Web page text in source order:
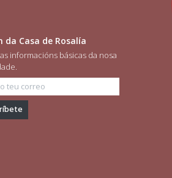
da Casa de Rosalía
informacións básicas da nosa
teu correo